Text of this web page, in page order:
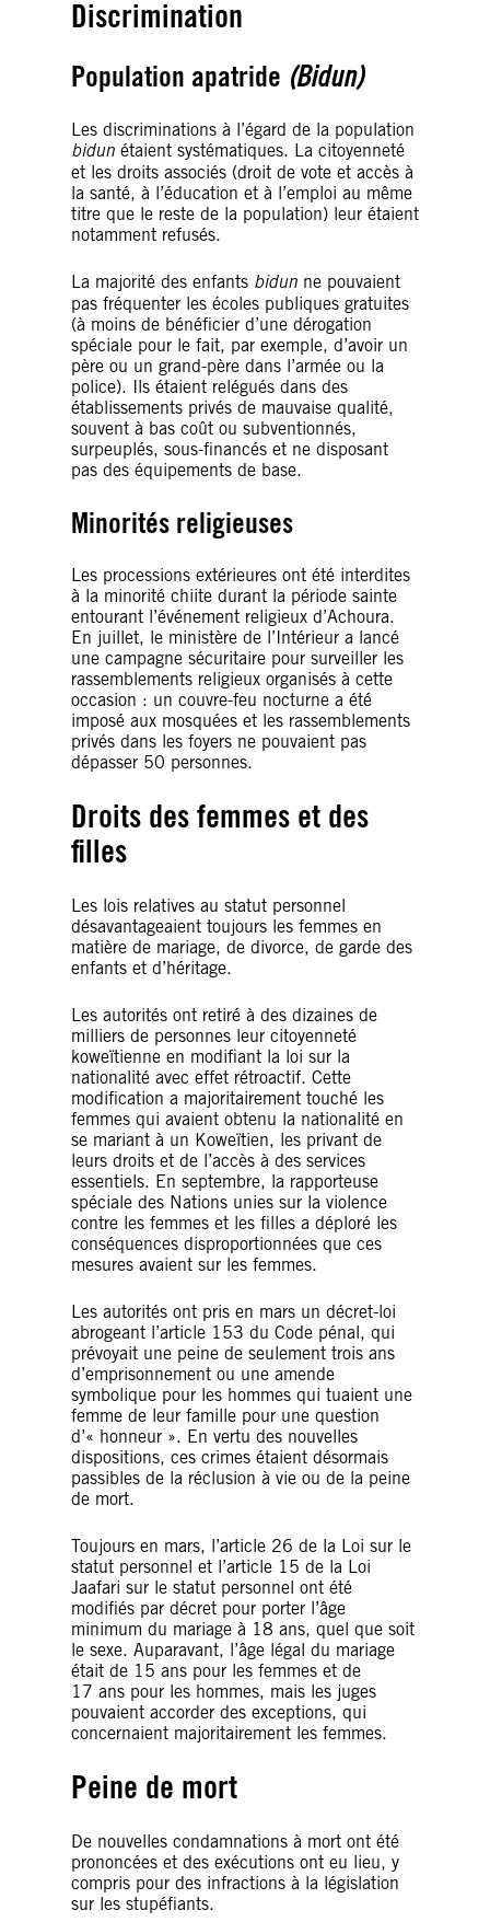
Discrimination
Population apatride (Bidun)
Les discriminations à l’égard de la population
bidun étaient systématiques. La citoyenneté
et les droits associés (droit de vote et accès à
la santé, à l’éducation et à l’emploi au même
titre que le reste de la population) leur étaient
notamment refusés.
La majorité des enfants bidun ne pouvaient
pas fréquenter les écoles publiques gratuites
(à moins de bénéficier d’une dérogation
spéciale pour le fait, par exemple, d’avoir un
père ou un grand-père dans l’armée ou la
police). Ils étaient relégués dans des
établissements privés de mauvaise qualité,
souvent à bas coût ou subventionnés,
surpeuplés, sous-financés et ne disposant
pas des équipements de base.
Minorités religieuses
Les processions extérieures ont été interdites
à la minorité chiite durant la période sainte
entourant l’événement religieux d’Achoura.
En juillet, le ministère de l’Intérieur a lancé
une campagne sécuritaire pour surveiller les
rassemblements religieux organisés à cette
occasion : un couvre-feu nocturne a été
imposé aux mosquées et les rassemblements
privés dans les foyers ne pouvaient pas
dépasser 50 personnes.
Droits des femmes et des
filles
Les lois relatives au statut personnel
désavantageaient toujours les femmes en
matière de mariage, de divorce, de garde des
enfants et d’héritage.
Les autorités ont retiré à des dizaines de
milliers de personnes leur citoyenneté
koweïtienne en modifiant la loi sur la
nationalité avec effet rétroactif. Cette
modification a majoritairement touché les
femmes qui avaient obtenu la nationalité en
se mariant à un Koweïtien, les privant de
leurs droits et de l’accès à des services
essentiels. En septembre, la rapporteuse
spéciale des Nations unies sur la violence
contre les femmes et les filles a déploré les
conséquences disproportionnées que ces
mesures avaient sur les femmes.
Les autorités ont pris en mars un décret-loi
abrogeant l’article 153 du Code pénal, qui
prévoyait une peine de seulement trois ans
d’emprisonnement ou une amende
symbolique pour les hommes qui tuaient une
femme de leur famille pour une question
d’« honneur ». En vertu des nouvelles
dispositions, ces crimes étaient désormais
passibles de la réclusion à vie ou de la peine
de mort.
Toujours en mars, l’article 26 de la Loi sur le
statut personnel et l’article 15 de la Loi
Jaafari sur le statut personnel ont été
modifiés par décret pour porter l’âge
minimum du mariage à 18 ans, quel que soit
le sexe. Auparavant, l’âge légal du mariage
était de 15 ans pour les femmes et de
17 ans pour les hommes, mais les juges
pouvaient accorder des exceptions, qui
concernaient majoritairement les femmes.
Peine de mort
De nouvelles condamnations à mort ont été
prononcées et des exécutions ont eu lieu, y
compris pour des infractions à la législation
sur les stupéfiants.